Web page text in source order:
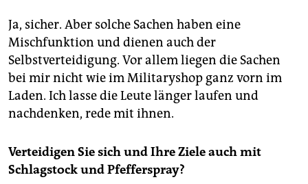
Ja, sicher. Aber solche Sachen haben eine
Mischfunktion und dienen auch der
Selbstverteidigung. Vor allem liegen die Sachen
bei mir nicht wie im Militaryshop ganz vorn im
Laden. Ich lasse die Leute länger laufen und
nachdenken, rede mit ihnen.
Verteidigen Sie sich und Ihre Ziele auch mit
Schlagstock und Pfefferspray?